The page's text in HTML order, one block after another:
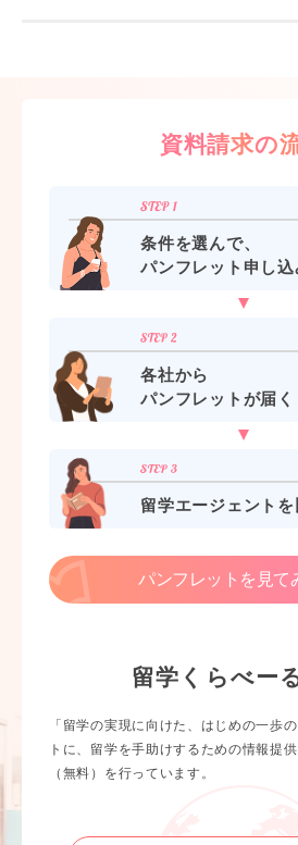
資料請求の
条件を選んで、
パンフレット申し込
各社から
パンフレットが届く
留学エージェントを
パンフレットを見て
留学くらべー
「留学の実現に向けた、はじめの一歩
トに、留学を手助けするための情報提
（無料）を行っています。